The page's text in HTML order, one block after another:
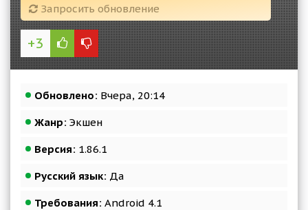
Запросить обновление
+3
Обновлено: Вчера, 20:14
Жанр: Экшен
Версия: 1.86.1
Русский язык: Да
Требования: Android 4.1